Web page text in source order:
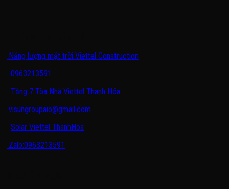
Năng lượng mặt trời Viettel Construction
0963213591
Tầng 7 Tòa Nhà Viettel Thanh Hóa
visungroupaio@gmail.com
Solar Viettel ThanhHoa
Zalo:0963213591